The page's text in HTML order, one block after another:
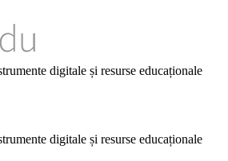
digitale și resurse educaționale
digitale și resurse educaționale